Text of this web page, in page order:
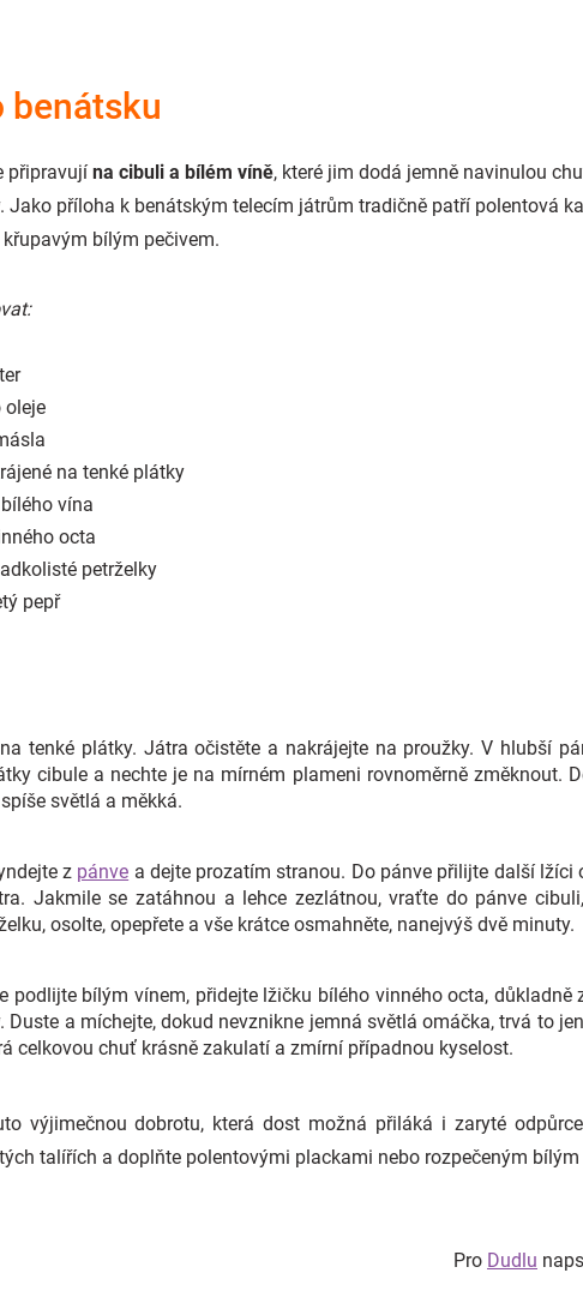
benátsku
připravují na cibuli a bílém víně, které jim dodá jemně navinulou
Jako příloha k benátským telecím játrům tradičně patří polentová
bílým pečivem.
oleje
na tenké plátky
vína
octa
petrželky
pepř
tenké plátky. Játra očistěte a nakrájejte na proužky. V hlubší
cibule a nechte je na mírném plameni rovnoměrně změknout.
světlá a měkká.
z pánve a dejte prozatím stranou. Do pánve přilijte další
Jakmile se zatáhnou a lehce zezlátnou, vraťte do pánve
osolte, opepřete a vše krátce osmahněte, nanejvýš dvě minuty.
podlijte bílým vínem, přidejte lžičku bílého vinného octa,
Duste a míchejte, dokud nevznikne jemná světlá omáčka, trvá to
celkovou chuť krásně zakulatí a zmírní případnou kyselost.
výjimečnou dobrotu, která dost možná přiláká i zaryté
talířích a doplňte polentovými plackami nebo rozpečeným
Pro Dudlu